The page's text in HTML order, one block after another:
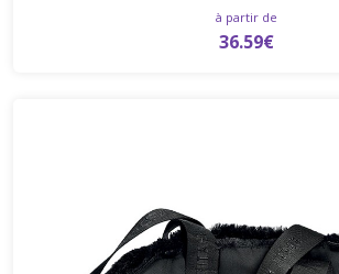
à partir de
36.59€